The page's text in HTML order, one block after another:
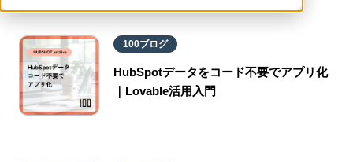
100ブログ
HubSpotデータをコード不要でアプリ化
｜Lovable活用入門